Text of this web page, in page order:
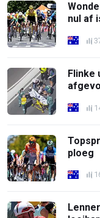
nul af
Flinke
ploeg